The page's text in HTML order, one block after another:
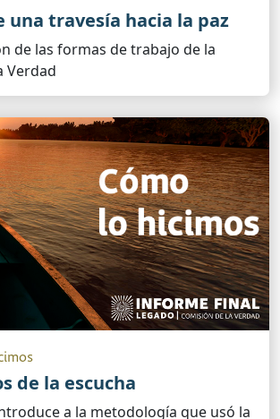
una travesía hacia la paz
de las formas de trabajo de la
Verdad
de la escucha
a la metodología que usó la